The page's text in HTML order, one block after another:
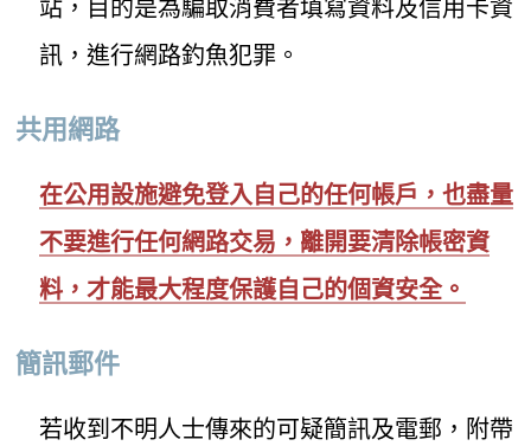
站，目的是為騙取消費者填寫資料及信用卡資
訊，進行網路釣魚犯罪。
共用網路
在公用設施避免登入自己的任何帳戶，也盡量
不要進行任何網路交易，離開要清除帳密資
料，才能最大程度保護自己的個資安全。
簡訊郵件
若收到不明人士傳來的可疑簡訊及電郵，附帶